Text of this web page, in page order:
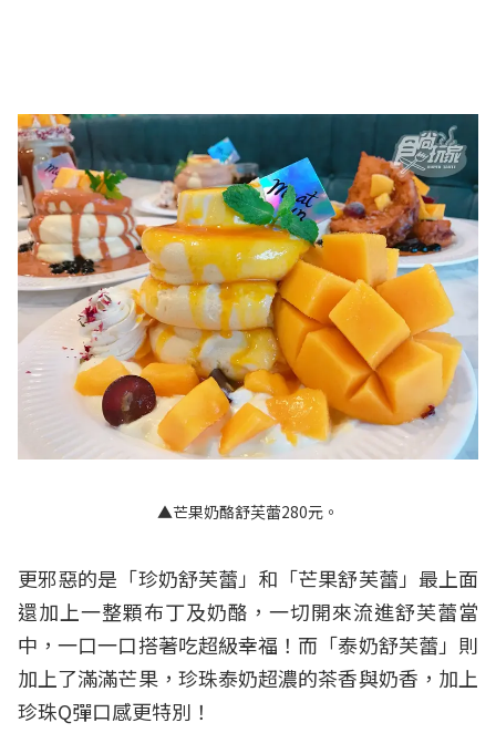
▲芒果奶酪舒芙蕾280元。
更邪惡的是「珍奶舒芙蕾」和「芒果舒芙蕾」最上面
還加上一整顆布丁及奶酪，一切開來流進舒芙蕾當
中，一口一口搭著吃超級幸福！而「泰奶舒芙蕾」則
加上了滿滿芒果，珍珠泰奶超濃的茶香與奶香，加上
珍珠Q彈口感更特別！